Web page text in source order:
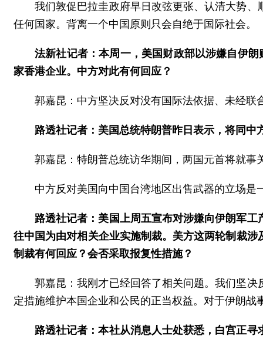
我们敦促巴拉圭政府早日改弦更张、认清大势
任何国家。背离一个中国原则只会自绝于国际社会。
法新社记者：本周一，美国财政部以涉嫌自伊
家香港企业。中方对此有何回应？
郭嘉昆：中方坚决反对没有国际法依据、未经
路透社记者：美国总统特朗普昨日表示，将同
郭嘉昆：特朗普总统访华期间，两国元首将就
中方反对美国向中国台湾地区出售武器的立场
路透社记者：美国上周五宣布对涉嫌向伊朗军
往中国为由对相关企业实施制裁。美方这两轮制裁
制裁有何回应？会否采取报复性措施？
郭嘉昆：我刚才已经回答了相关问题。我们坚
定措施维护本国企业和公民的正当权益。对于伊朗
路透社记者：本社从消息人士处获悉，白宫正